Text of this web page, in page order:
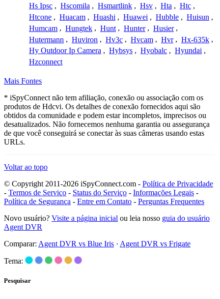
Hs Ipsc , Hscomila , Hsmartlink , Hsv , Hta , Htc ,
Htcone , Huacam , Huashi , Huawei , Hubble , Huisun ,
Humcam , Hungtek , Hunt , Hunter , Husier ,
Hutermann , Huviron , Hv3c , Hvcam , Hvr , Hx-635k ,
Hy Outdoor Ip Camera , Hybsys , Hyobalc , Hyundai ,
Hzconnect
Mais Fontes
* iSpyConnect não tem afiliação, conexão ou associação com os
produtos de Hdcvi. Os detalhes de conexão fornecidos aqui são
obtidos da comunidade e podem estar incompletos, imprecisos ou
desatualizados. Não fornecemos nenhuma garantia ou assegurança
de que você conseguirá se conectar às suas câmeras usando estas
URLs.
Voltar ao topo
© Copyright 2011-2026 iSpyConnect.com - Política de Privacidade
- Termos de Serviço - Status do Serviço - Informações Legais -
Política de Segurança - Entre em Contato - Perguntas Frequentes
Novo usuário? Visite a página inicial ou leia nosso guia do usuário
Agent DVR
Comparar: Agent DVR vs Blue Iris · Agent DVR vs Frigate
Tema:
Pesquisar